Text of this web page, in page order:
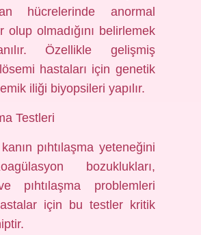
hücrelerinde anormal
olup olmadığını belirlemek
Özellikle gelişmiş
hastaları için genetik
iliği biyopsileri yapılır.
Testleri
pıhtılaşma yeteneğini
bozuklukları,
pıhtılaşma problemleri
için bu testler kritik